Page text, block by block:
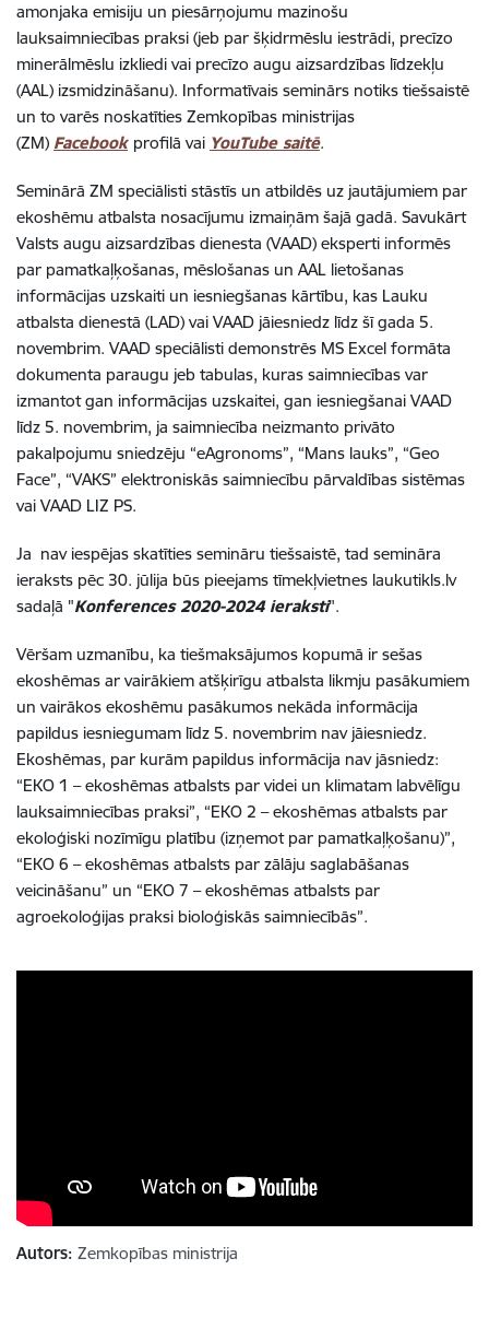
amonjaka emisiju un piesārņojumu mazinošu
lauksaimniecības praksi (jeb par šķidrmēslu iestrādi, precīzo
minerālmēslu izkliedi vai precīzo augu aizsardzības līdzekļu
(AAL) izsmidzināšanu). Informatīvais seminārs notiks tiešsaistē
un to varēs noskatīties Zemkopības ministrijas
(ZM) Facebook profilā vai YouTube saitē.
Seminārā ZM speciālisti stāstīs un atbildēs uz jautājumiem par
ekoshēmu atbalsta nosacījumu izmaiņām šajā gadā. Savukārt
Valsts augu aizsardzības dienesta (VAAD) eksperti informēs
par pamatkaļķošanas, mēslošanas un AAL lietošanas
informācijas uzskaiti un iesniegšanas kārtību, kas Lauku
atbalsta dienestā (LAD) vai VAAD jāiesniedz līdz šī gada 5.
novembrim. VAAD speciālisti demonstrēs MS Excel formāta
dokumenta paraugu jeb tabulas, kuras saimniecības var
izmantot gan informācijas uzskaitei, gan iesniegšanai VAAD
līdz 5. novembrim, ja saimniecība neizmanto privāto
pakalpojumu sniedzēju “eAgronoms”, “Mans lauks”, “Geo
Face”, “VAKS” elektroniskās saimniecību pārvaldības sistēmas
vai VAAD LIZ PS.
Ja nav iespējas skatīties semināru tiešsaistē, tad semināra
ieraksts pēc 30. jūlija būs pieejams tīmekļvietnes laukutikls.lv
sadaļā "Konferences 2020-2024 ieraksti".
Vēršam uzmanību, ka tiešmaksājumos kopumā ir sešas
ekoshēmas ar vairākiem atšķirīgu atbalsta likmju pasākumiem
un vairākos ekoshēmu pasākumos nekāda informācija
papildus iesniegumam līdz 5. novembrim nav jāiesniedz.
Ekoshēmas, par kurām papildus informācija nav jāsniedz:
“EKO 1 – ekoshēmas atbalsts par videi un klimatam labvēlīgu
lauksaimniecības praksi”, “EKO 2 – ekoshēmas atbalsts par
ekoloģiski nozīmīgu platību (izņemot par pamatkaļķošanu)”,
“EKO 6 – ekoshēmas atbalsts par zālāju saglabāšanas
veicināšanu” un “EKO 7 – ekoshēmas atbalsts par
agroekoloģijas praksi bioloģiskās saimniecībās”.
Autors: Zemkopības ministrija